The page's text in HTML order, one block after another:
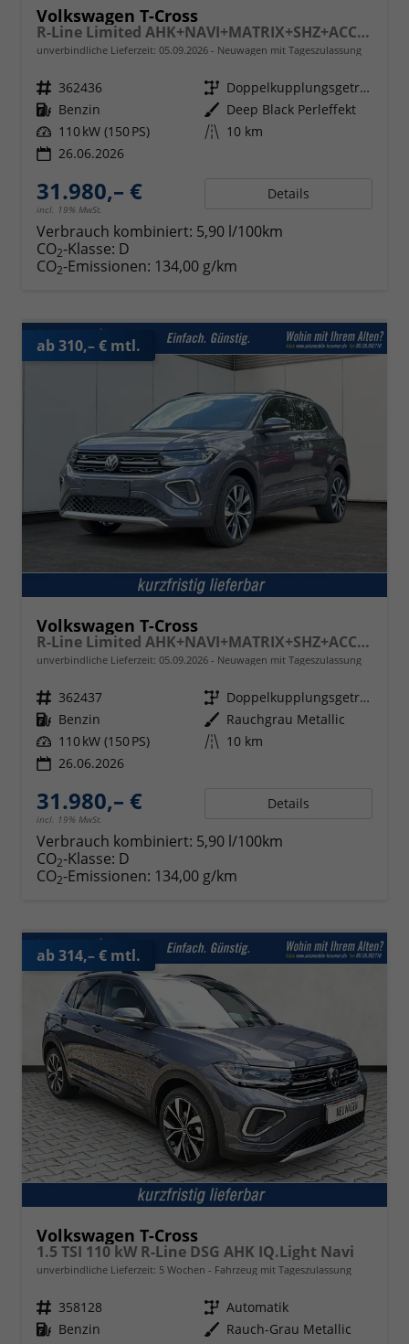
Volkswagen T-Cross
R-Line Limited AHK+NAVI+MATRIX+SHZ+ACC+KAMERA+18'' ALU
unverbindliche Lieferzeit: 05.09.2026 Neuwagen mit Tageszulassung
Fahrzeugnr. 362436 Getriebe
Doppelkupplungsgetriebe (DSG)
Kraftstoff Benzin Außenfarbe Deep Black Perleffekt
Leistung 110 kW (150 PS) Kilometerstand 10 km
26.06.2026
31.980,– €
incl. 19% MwSt.
Details
Verbrauch kombiniert: 5,90 l/100km
CO2-Klasse: D
CO2-Emissionen: 134,00 g/km
ab 310,– € mtl.
Volkswagen T-Cross
R-Line Limited AHK+NAVI+MATRIX+SHZ+ACC+KAMERA+18'' ALU
unverbindliche Lieferzeit: 05.09.2026 Neuwagen mit Tageszulassung
Fahrzeugnr. 362437 Getriebe
Doppelkupplungsgetriebe (DSG)
Kraftstoff Benzin Außenfarbe Rauchgrau Metallic
Leistung 110 kW (150 PS) Kilometerstand 10 km
26.06.2026
31.980,– €
incl. 19% MwSt.
Details
Verbrauch kombiniert: 5,90 l/100km
CO2-Klasse: D
CO2-Emissionen: 134,00 g/km
ab 314,– € mtl.
Volkswagen T-Cross
1.5 TSI 110 kW R-Line DSG AHK IQ.Light Navi
unverbindliche Lieferzeit: 5 Wochen Fahrzeug mit Tageszulassung
Fahrzeugnr. 358128 Getriebe Automatik
Kraftstoff Benzin Außenfarbe Rauch-Grau Metallic